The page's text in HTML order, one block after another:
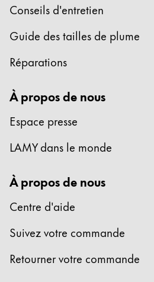
Corporate Culture
Qualité
Design
Responsabilité
Carrière
À propos de votre commande
Global
La région « Global »
Europe
Cette région répertorie les
Créer un compte
Créer un compte
Conseils d'entretien
Guide des tailles de plume
Réparations
À propos de nous
Espace presse
LAMY dans le monde
À propos de nous
Centre d'aide
Suivez votre commande
Retourner votre commande